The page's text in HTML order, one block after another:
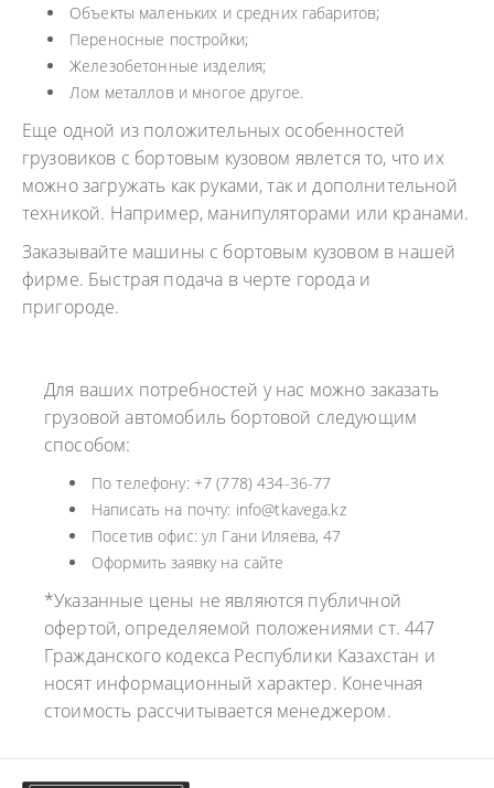
Объекты маленьких и средних габаритов;
Переносные постройки;
Железобетонные изделия;
Лом металлов и многое другое.
Еще одной из положительных особенностей
грузовиков с бортовым кузовом явлется то, что их
можно загружать как руками, так и дополнительной
техникой. Например, манипуляторами или кранами.
Заказывайте машины с бортовым кузовом в нашей
фирме. Быстрая подача в черте города и
пригороде.
Для ваших потребностей у нас можно заказать
грузовой автомобиль бортовой следующим
способом:
По телефону: +7 (778) 434-36-77
Написать на почту: info@tkavega.kz
Посетив офис: ул Гани Иляева, 47
Оформить заявку на сайте
*Указанные цены не являются публичной
офертой, определяемой положениями ст. 447
Гражданского кодекса Республики Казахстан и
носят информационный характер. Конечная
стоимость рассчитывается менеджером.